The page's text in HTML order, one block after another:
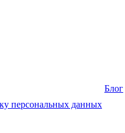
персональных данных
Блог